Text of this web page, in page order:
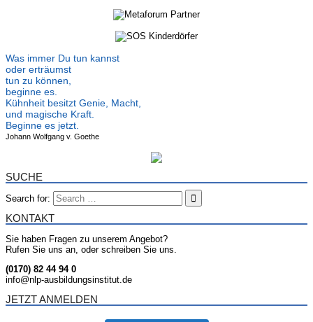
Was immer Du tun kannst
oder erträumst
tun zu können,
beginne es.
Kühnheit besitzt Genie, Macht,
und magische Kraft.
Beginne es jetzt.
Johann Wolfgang v. Goethe
SUCHE
Search for:
KONTAKT
Sie haben Fragen zu unserem Angebot?
Rufen Sie uns an, oder schreiben Sie uns.
(0170) 82 44 94 0
info@nlp-ausbildungsinstitut.de
JETZT ANMELDEN